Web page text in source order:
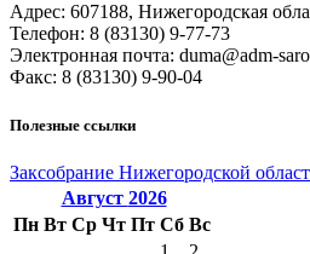
Адрес: 607188, Нижегородская
Телефон: 8 (83130) 9-77-73
Электронная почта: duma@adm-
Факс: 8 (83130) 9-90-04
Полезные ссылки
Закcобрание Нижегородской
Август 2026
Пн Вт Ср Чт Пт Сб Вс